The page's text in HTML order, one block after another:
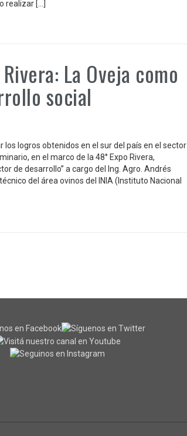
realizar […]
La Oveja como
social
los logros obtenidos en el sur del país en el sector
en el marco de la 48° Expo Rivera,
de desarrollo” a cargo del Ing. Agro. Andrés
del área ovinos del INIA (Instituto Nacional